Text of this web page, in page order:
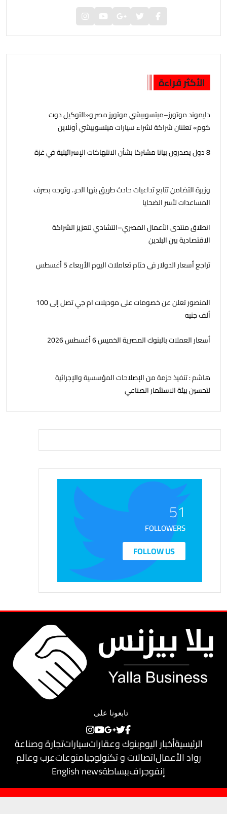
الأكثر قراءة
دايموند موتورز–ميتسوبيشي موتورز مصر و«التوكيل دوت
كوم» تعلنان شراكة لشراء سيارات ميتسوبيشي أونلاين
8 دول يصدرون بيانا مشتركا بشأن الانتهاكات الإسرائيلية في غزة
وزيرة التضامن تتابع تداعيات حادث طريق بنها الحر.. وتوجه بصرف
المساعدات لأسر الضحايا
انطلاق منتدى الأعمال المصري–التشادي لتعزيز الشراكة
الاقتصادية بين البلدين
تراجع أسعار الدولار فى ختام تعاملات اليوم الأربعاء 5 أغسطس
المنصور تعلن عن خصومات على موديلات ام جي تصل إلى 100
ألف جنيه
أسعار العملات بالبنوك المصرية الخميس 6 أغسطس 2026
هاشم : تنفيذ حزمة من الإصلاحات المؤسسية والإجرائية
لتحسين بيئة الاستثمار الصناعي
51
FOLLOWERS
FOLLOW US
تابعونا على
الرئيسيةأخبار اليومبنوك وعقاراتسياراتتجارة وصناعة
رواد الأعمالاتصالات و تكنولوجيامنوعاتعرب وعالم
إنفوجرافببساطةEnglish news
حقوق النشر محفوظة لـيلا بيزنس© 2018